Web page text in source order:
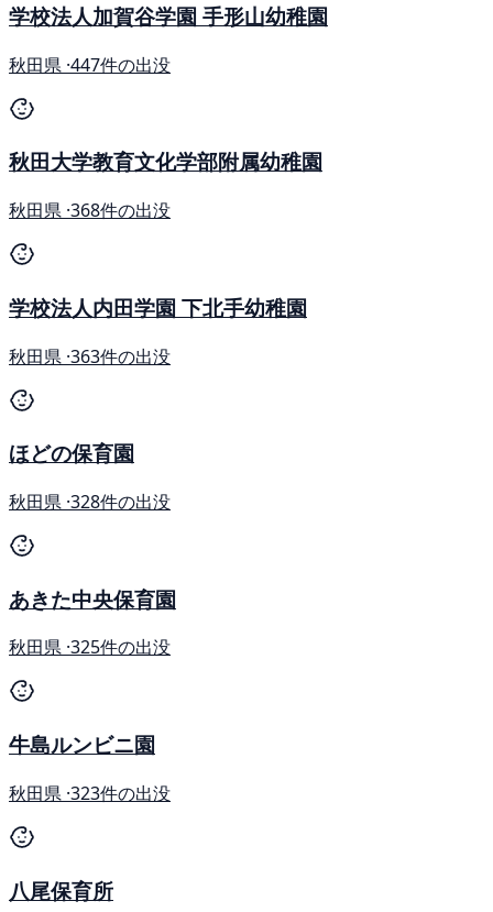
学校法人加賀谷学園 手形山幼稚園
秋田県 ·447件の出没
秋田大学教育文化学部附属幼稚園
秋田県 ·368件の出没
学校法人内田学園 下北手幼稚園
秋田県 ·363件の出没
ほどの保育園
秋田県 ·328件の出没
あきた中央保育園
秋田県 ·325件の出没
牛島ルンビニ園
秋田県 ·323件の出没
八尾保育所